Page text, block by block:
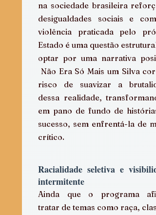
na sociedade brasileira
desigualdades sociais e
violência praticada pelo
Estado é uma questão
optar por uma narrativa
Não Era Só Mais um Silva
risco de suavizar a
dessa realidade,
em pano de fundo de
sucesso, sem enfrentá-la de
crítico.
Racialidade seletiva e
intermitente
Ainda que o programa
tratar de temas como raça,